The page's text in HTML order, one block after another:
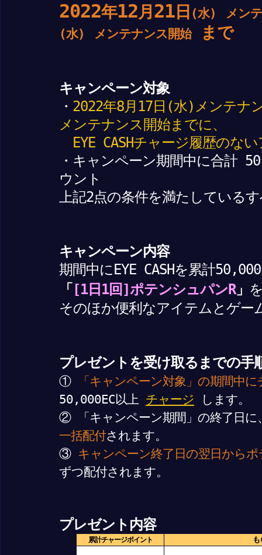
2022年12月 21 日 (水)
メン
(水)
メンテナンス開始まで
キャンペーン対象
・ 2022年8月17日(水)メンテナ
メンテナンス開始までに、
EYE CASHチャージ履歴のな
・キャンペーン期間中に合計
ウント
上記2点の条件を満たしている
キャンペーン内容
期間中にEYE CASHを累計
「[1日1回]ポテンシュパンR」
そのほか便利なアイテムとゲー
プレゼントを受け取るまでの手
①
「キャンペーン対象」の期間中
50,000EC以上 チャージ します。
② 「キャンペーン期間」の終了日に
一括配付されます。
③ キャンペーン終了日の翌日から
ずつ配付されます。
プレゼント内容
累計チャージポイント も